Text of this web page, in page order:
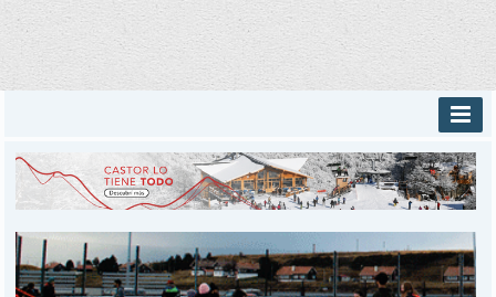
INICIO
PROVINCIALES
DEPORTES
POLICIALES